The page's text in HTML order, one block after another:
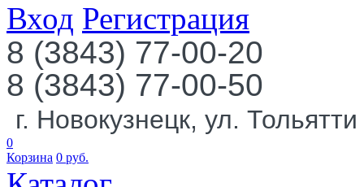
Вход Регистрация
8 (3843) 77-00-20
8 (3843) 77-00-50
г. Новокузнецк, ул.
0
Корзина 0 руб.